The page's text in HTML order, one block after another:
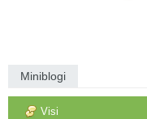
Miniblogi
Visi